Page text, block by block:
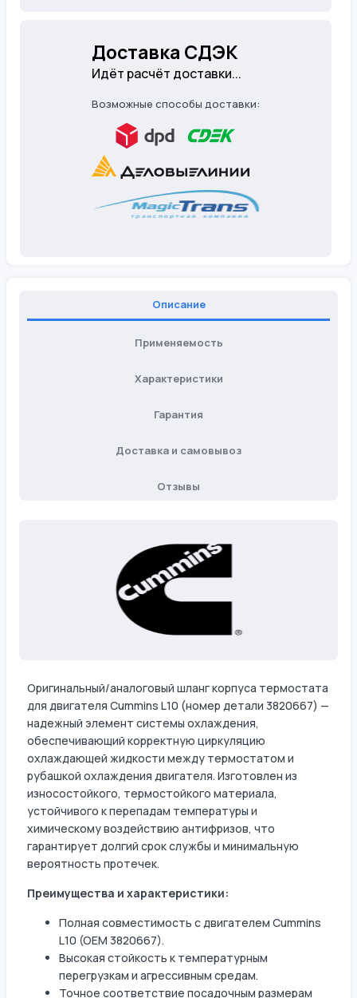
Доставка СДЭК
Идёт расчёт доставки...
Возможные способы доставки:
Описание
Применяемость
Характеристики
Гарантия
Доставка и самовывоз
Отзывы
Оригинальный/аналоговый шланг корпуса термостата
для двигателя Cummins L10 (номер детали 3820667) —
надежный элемент системы охлаждения,
обеспечивающий корректную циркуляцию
охлаждающей жидкости между термостатом и
рубашкой охлаждения двигателя. Изготовлен из
износостойкого, термостойкого материала,
устойчивого к перепадам температуры и
химическому воздействию антифризов, что
гарантирует долгий срок службы и минимальную
вероятность протечек.
Преимущества и характеристики:
Полная совместимость с двигателем Cummins
L10 (OEM 3820667).
Высокая стойкость к температурным
перегрузкам и агрессивным средам.
Точное соответствие посадочным размерам